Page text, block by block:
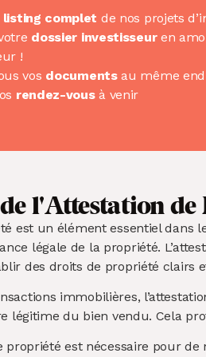
listing complet de nos projets
dossier investisseuren
!
vos documentsau même
rendez-vousà venir
l'Attestation de
est un élément essentiel
légale de la propriété.
des droits de propriété clairs
immobilières,
légitime du bien vendu. Cela
propriété est nécessaire pour